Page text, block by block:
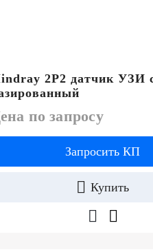
2P2 датчик УЗИ
по запросу
Запросить КП
Купить